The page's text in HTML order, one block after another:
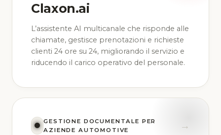
Claxon.ai
L’assistente AI multicanale che risponde alle
chiamate, gestisce prenotazioni e richieste
clienti 24 ore su 24, migliorando il servizio e
riducendo il carico operativo del personale.
GESTIONE DOCUMENTALE PER
AZIENDE AUTOMOTIVE
→